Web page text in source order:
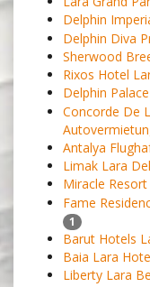
Delphin
Delphin Diva
Sherwood
Rixos Hotel
Delphin
Concorde De
Antalya
Limak Lara
Miracle
Fame
1
Barut Hotels
Baia Lara
Liberty Lara